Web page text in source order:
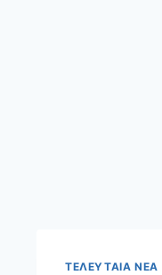
ΤΕΛΕΥΤΑΊΑ ΝΈΑ